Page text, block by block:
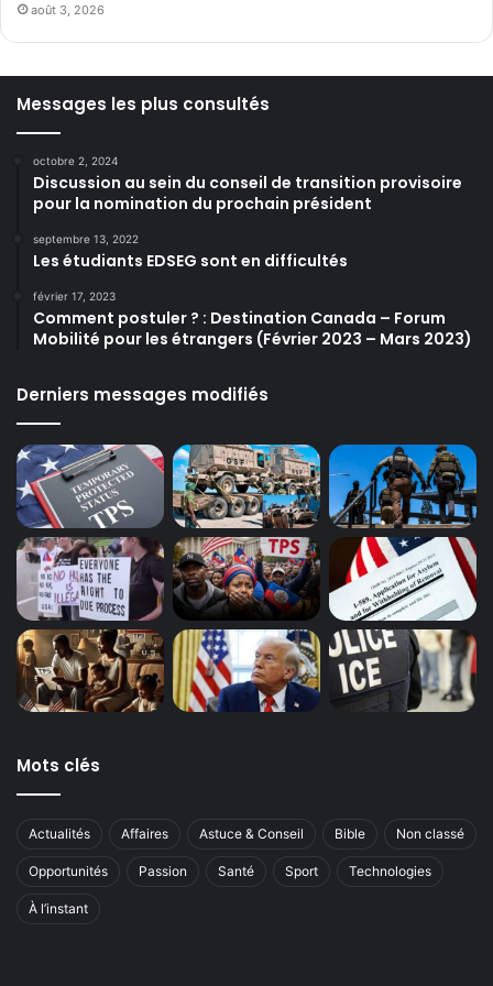
août 3, 2026
Messages les plus consultés
octobre 2, 2024
Discussion au sein du conseil de transition provisoire
pour la nomination du prochain président
septembre 13, 2022
Les étudiants EDSEG sont en difficultés
février 17, 2023
Comment postuler ? : Destination Canada – Forum
Mobilité pour les étrangers (Février 2023 – Mars 2023)
Derniers messages modifiés
Mots clés
Actualités Affaires Astuce & Conseil Bible Non classé
Opportunités Passion Santé Sport Technologies
À l’instant